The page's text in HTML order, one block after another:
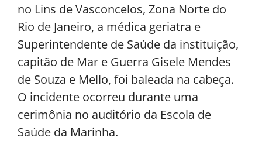
no Lins de Vasconcelos, Zona Norte do
Rio de Janeiro, a médica geriatra e
Superintendente de Saúde da instituição,
capitão de Mar e Guerra Gisele Mendes
de Souza e Mello, foi baleada na cabeça.
O incidente ocorreu durante uma
cerimônia no auditório da Escola de
Saúde da Marinha.